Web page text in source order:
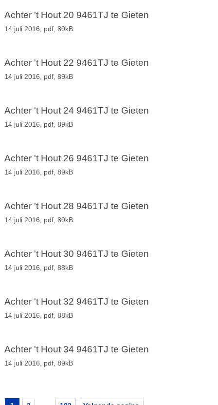
Achter 't Hout 20 9461TJ te Gieten
14 juli 2016, pdf, 89kB
Achter 't Hout 22 9461TJ te Gieten
14 juli 2016, pdf, 89kB
Achter 't Hout 24 9461TJ te Gieten
14 juli 2016, pdf, 89kB
Achter 't Hout 26 9461TJ te Gieten
14 juli 2016, pdf, 89kB
Achter 't Hout 28 9461TJ te Gieten
14 juli 2016, pdf, 89kB
Achter 't Hout 30 9461TJ te Gieten
14 juli 2016, pdf, 88kB
Achter 't Hout 32 9461TJ te Gieten
14 juli 2016, pdf, 88kB
Achter 't Hout 34 9461TJ te Gieten
14 juli 2016, pdf, 89kB